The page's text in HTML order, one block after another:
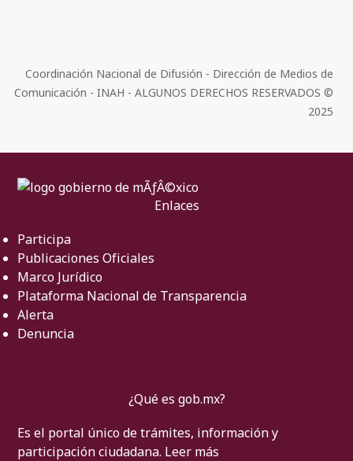
Coordinación Nacional de Difusión - Dirección de Medios de
Comunicación - INAH - ALGUNOS DERECHOS RESERVADOS ©
2025
Enlaces
Participa
Publicaciones Oficiales
Marco Jurídico
Plataforma Nacional de Transparencia
Alerta
Denuncia
¿Qué es gob.mx?
Es el portal único de trámites, información y
participación ciudadana. Leer más